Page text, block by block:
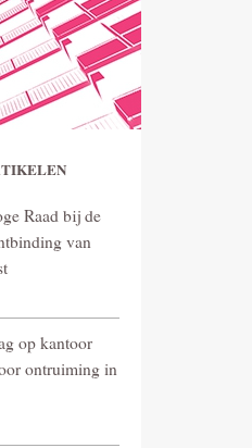
Raad bij de
van
op kantoor
ontruiming in